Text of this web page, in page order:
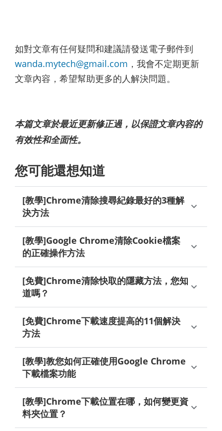
如對文章有任何疑問和建議請發送電子郵件到
wanda.mytech@gmail.com ，我會不定期更新
文章內容，希望幫助更多的人解決問題。
本篇文章於最近更新修正過，以保證文章內容的
有效性和全面性。
您可能還想知道
[教學]Chrome清除搜尋紀錄最好的3種解
決方法
[教學]Google Chrome清除Cookie檔案
的正確操作方法
[免費]Chrome清除快取的隱藏方法，您知
道嗎？
[免費]Chrome下載速度提高的11個解決
方法
[教學]教您如何正確使用Google Chrome
下載檔案功能
[教學]Chrome下載位置在哪，如何變更資
料夾位置？